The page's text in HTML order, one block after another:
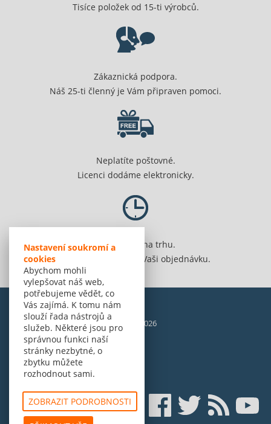
Nastavení soukromí a
cookies
Abychom mohli
vylepšovat náš web,
potřebujeme vědět, co
Vás zajímá. K tomu nám
slouží řada nástrojů a
služeb. Některé jsou pro
správnou funkci naší
stránky nezbytné, o
zbytku můžete
rozhodnout sami.
ZOBRAZIT PODROBNOSTI
Tisíce položek od 15-ti výrobců.
Zákaznická podpora.
Náš 25-ti členný je Vám připraven pomoci.
Neplatíte poštovné.
Licenci dodáme elektronicky.
Jsme 20 let na trhu.
Spolehlivě vyřídíme Vaši objednávku.
© Amenit Software Solutions, 1998 - 2026
Powered by nopCommerce